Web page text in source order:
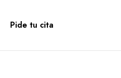
Pide tu cita